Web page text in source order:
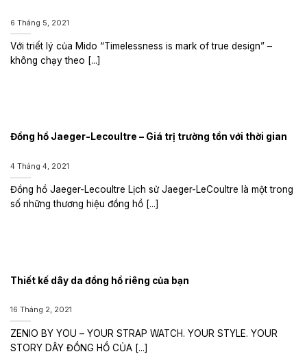
6 Tháng 5, 2021
Với triết lý của Mido “Timelessness is mark of true design” –
không chạy theo [...]
Đồng hồ Jaeger-Lecoultre – Giá trị trường tồn với thời gian
4 Tháng 4, 2021
Đồng hồ Jaeger-Lecoultre Lịch sử Jaeger-LeCoultre là một trong
số những thương hiệu đồng hồ [...]
Thiết kế dây da đồng hồ riêng của bạn
16 Tháng 2, 2021
ZENIO BY YOU – YOUR STRAP WATCH. YOUR STYLE. YOUR
STORY DÂY ĐỒNG HỒ CỦA [...]